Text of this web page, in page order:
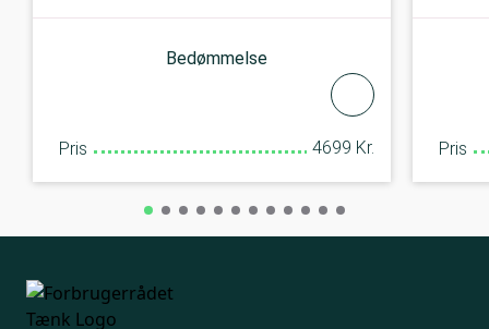
Bedømmelse
Pris 4699 Kr. Pris